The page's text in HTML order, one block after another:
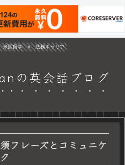
国留学 × 法務キャリア
の英会話ブログ
フレーズとコミュニケ